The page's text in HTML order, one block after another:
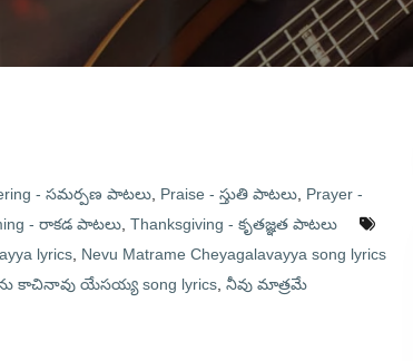
- సమర్పణ పాటలు Praise - స్తుతి పాటలు Prayer -
- రాకడ పాటలు Thanksgiving - కృతజ్ఞత పాటలు
lyrics Nevu Matrame Cheyagalavayya song lyrics
కాచినావు యేసయ్య song lyrics నీవు మాత్రమే